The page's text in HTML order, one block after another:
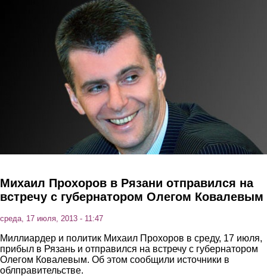
Перейти к основному содержанию
Михаил Прохоров в Рязани отправился на
встречу с губернатором Олегом Ковалевым
среда, 17 июля, 2013 - 11:47
Миллиардер и политик Михаил Прохоров в среду, 17 июля,
прибыл в Рязань и отправился на встречу с губернатором
Олегом Ковалевым. Об этом сообщили источники в
облправительстве.